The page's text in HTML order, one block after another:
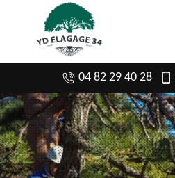
04 82 29 40 28